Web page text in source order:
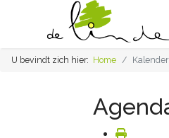
U bevindt zich hier: Home Kalender